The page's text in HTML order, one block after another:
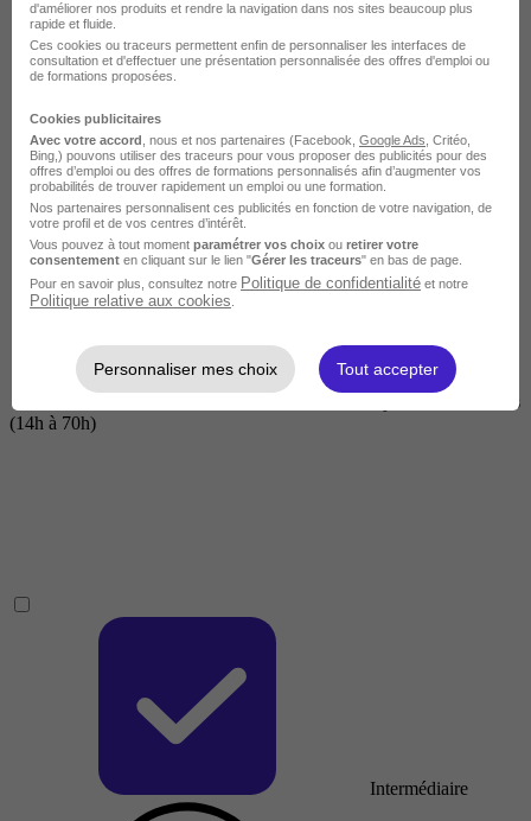
Courte
2 jours à 2 semaines
(14h à 70h)
Intermédiaire
d'améliorer nos produits et rendre la navigation dans nos sites beaucoup plus
rapide et fluide.
Ces cookies ou traceurs permettent enfin de personnaliser les interfaces de
consultation et d'effectuer une présentation personnalisée des offres d'emploi ou
de formations proposées.
Cookies publicitaires
Avec votre accord , nous et nos partenaires (Facebook, Google Ads , Critéo,
Bing,) pouvons utiliser des traceurs pour vous proposer des publicités pour des
offres d’emploi ou des offres de formations personnalisés afin d’augmenter vos
probabilités de trouver rapidement un emploi ou une formation.
Nos partenaires personnalisent ces publicités en fonction de votre navigation, de
votre profil et de vos centres d’intérêt.
Vous pouvez à tout moment paramétrer vos choix ou retirer votre
consentement en cliquant sur le lien "Gérer les traceurs" en bas de page.
Pour en savoir plus, consultez notre Politique de confidentialité et notre
Politique relative aux cookies
Personnaliser mes choix Tout accepter